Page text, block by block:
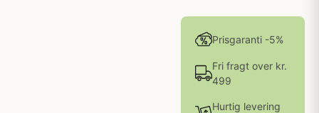
Prisgaranti -5%
Fri fragt over kr.
499
Hurtig levering